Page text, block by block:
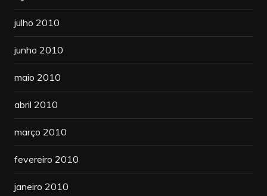
julho 2010
junho 2010
maio 2010
abril 2010
março 2010
fevereiro 2010
janeiro 2010